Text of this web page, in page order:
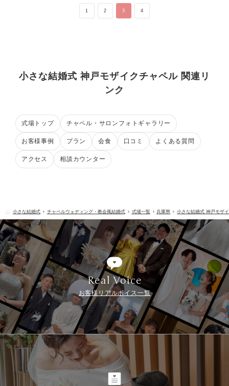
1 2 3 4
小さな結婚式 神戸モザイクチャペル 関連リ
ンク
式場トップ チャペル・サロンフォトギャラリー
お客様事例 プラン 会食 口コミ よくある質問
アクセス 相談カウンター
小さな結婚式 チャペルウェディング・教会風結婚式 式場一覧 兵庫県 小さな結婚式 神戸モザ
Real Voice
お客様リアルボイス一覧